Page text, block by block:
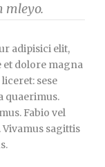
mleyo.
adipisici elit,
et dolore magna
sese
quaerimus.
Fabio vel
sagittis